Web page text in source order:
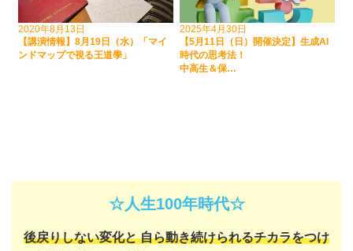
2020年8月13日
【講演情報】8月19日（水）「マイ
ンドマップで視る王道學」
2025年4月30日
【5月11日（日）開催決定】生成AI
時代の思考法！
中高生＆保…
☆人生100年時代☆
後戻りしない変化と自ら動き続けられるチカラをつけ